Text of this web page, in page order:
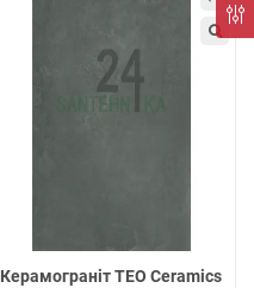
Керамограніт TEO Ceramics